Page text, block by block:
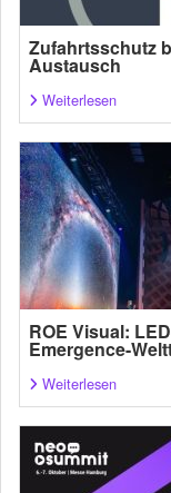
Zufahrtsschutz
Austausch
Weiterlesen
ROE Visual:
Emergence-
Weiterlesen